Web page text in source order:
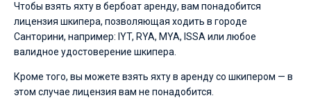
Чтобы взять яхту в бербоат аренду, вам понадобится
лицензия шкипера, позволяющая ходить в городе
Санторини, например: IYT, RYA, MYA, ISSA или любое
валидное удостоверение шкипера.
Кроме того, вы можете взять яхту в аренду со шкипером — в
этом случае лицензия вам не понадобится.